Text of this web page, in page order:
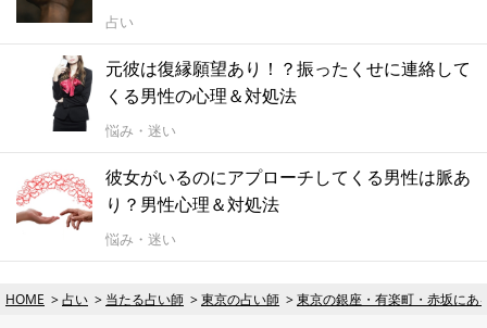
占い
元彼は復縁願望あり！？振ったくせに連絡して
くる男性の心理＆対処法
悩み・迷い
彼女がいるのにアプローチしてくる男性は脈あ
り？男性心理＆対処法
悩み・迷い
HOME 占い 当たる占い師 東京の占い師 東京の銀座・有楽町・赤坂にあ